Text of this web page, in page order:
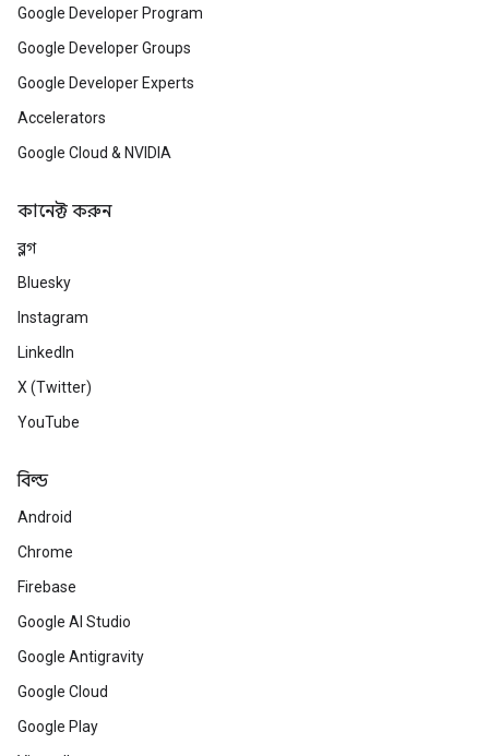
Google Developer Program
Google Developer Groups
Google Developer Experts
Accelerators
Google Cloud & NVIDIA
কানেক্ট করুন
ব্লগ
Bluesky
Instagram
LinkedIn
X (Twitter)
YouTube
বিল্ড
Android
Chrome
Firebase
Google AI Studio
Google Antigravity
Google Cloud
Google Play